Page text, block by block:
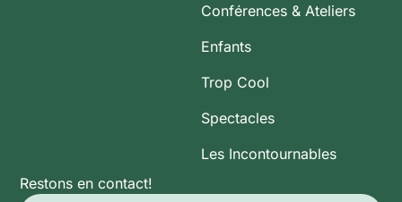
Conférences & Ateliers
Enfants
Trop Cool
Spectacles
Les Incontournables
Restons en contact!